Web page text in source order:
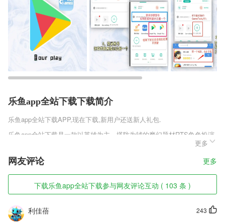
乐鱼app全站下载下载简介
乐鱼app全站下载APP,现在下载,新用户还送新人礼包.
乐鱼app全站下载是一款以英雄为主，塔防为辅的魔幻题材RTS角色扮演
类游戏。随心所欲可操作的英雄，必不可少多重天赋的防御塔，搭配出别
样的战斗风格。《嬉游记手游》
1,【长租,无需摇号拥有私家车】
3,订单对账 员工管理
更多
网友评论 更多
下载乐鱼app全站下载参与网友评论互动 ( 103 条 )
243
利佳蓓